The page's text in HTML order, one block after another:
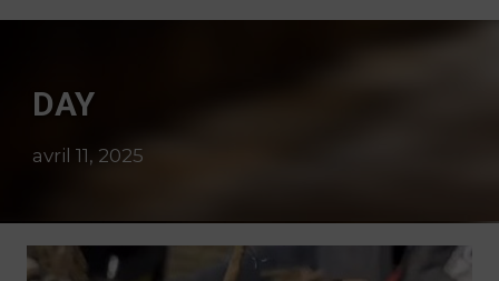
DAY
avril 11, 2025